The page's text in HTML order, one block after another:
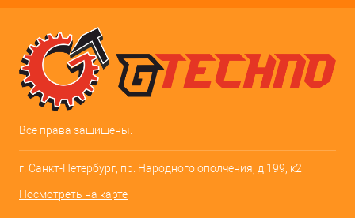
Все права защищены.
г. Санкт-Петербург, пр. Народного ополчения, д.199, к2
Посмотреть на карте